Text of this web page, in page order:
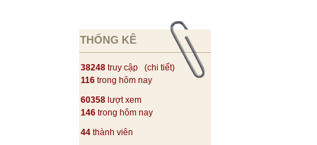
THỐNG KÊ
38248 truy cập (chi tiết)
116 trong hôm nay
60358 lượt xem
146 trong hôm nay
44 thành viên